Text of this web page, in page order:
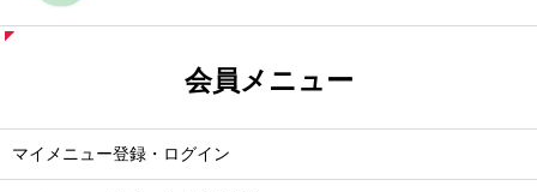
会員メニュー
マイメニュー登録・ログイン